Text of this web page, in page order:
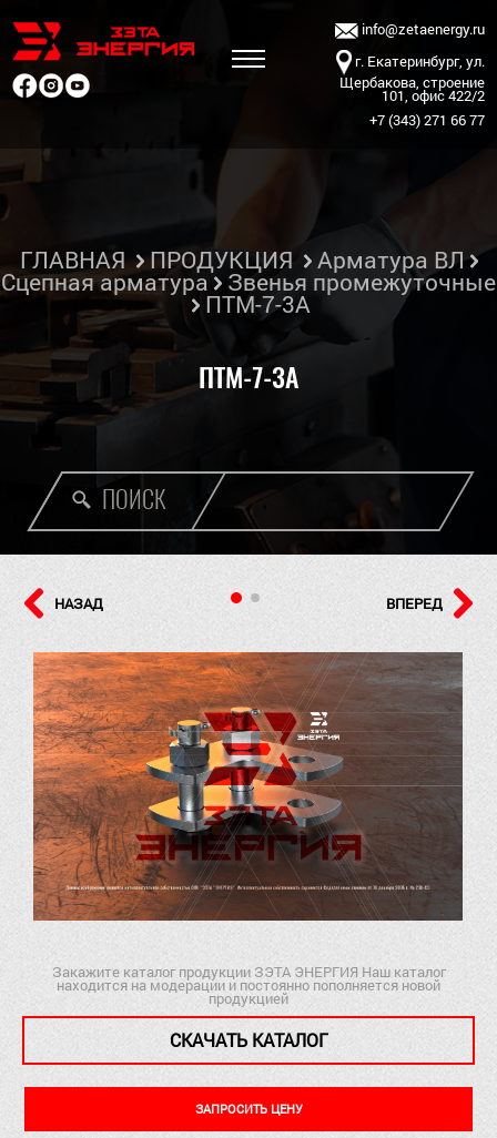
info@zetaenergy.ru
г. Екатеринбург, ул.
Щербакова, строение
101, офис 422/2
+7 (343) 271 66 77
ПОИСК
ГЛАВНАЯ ПРОДУКЦИЯ Арматура ВЛ
Сцепная арматура Звенья промежуточные
ПТМ-7-3А
ПТМ-7-3А
НАЗАД ВПЕРЕД
Закажите каталог продукции ЗЭТА ЭНЕРГИЯ Наш каталог
находится на модерации и постоянно пополняется новой
продукцией
СКАЧАТЬ КАТАЛОГ
ЗАПРОСИТЬ ЦЕНУ